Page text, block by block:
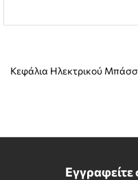
Κεφάλια Ηλεκτρικού